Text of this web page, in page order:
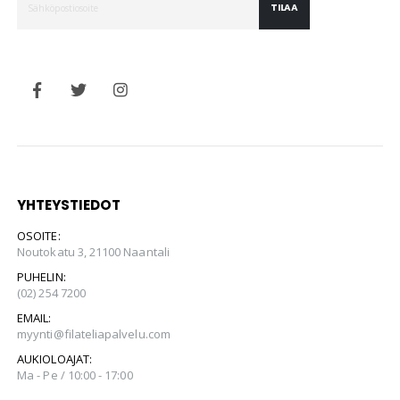
TILAA
YHTEYSTIEDOT
OSOITE:
Noutokatu 3, 21100 Naantali
PUHELIN:
(02) 254 7200
EMAIL:
myynti@filateliapalvelu.com
AUKIOLOAJAT:
Ma - Pe / 10:00 - 17:00